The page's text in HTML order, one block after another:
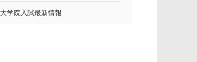
大学院入試最新情報